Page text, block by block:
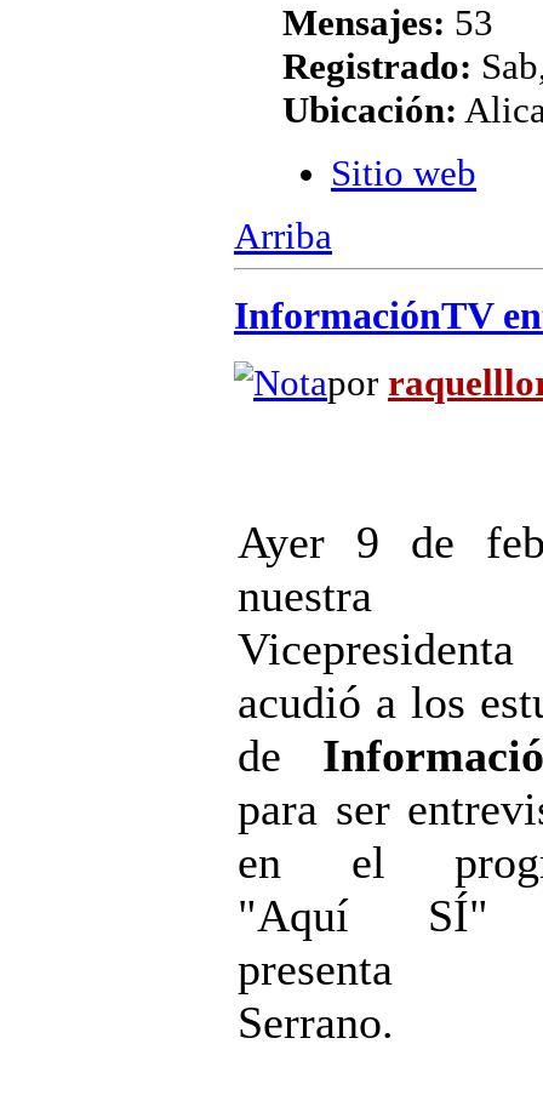
Mensajes: 53
Registrado:
Ubicación:
Sitio web
Arriba
InformaciónTV
por
Ayer 9 de
nuestra
Vicepresidenta
acudió a los
de
para ser
en el
"Aquí SÍ"
presenta
Serrano.